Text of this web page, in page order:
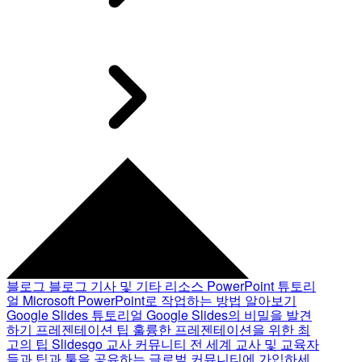
블로그 블로그 기사 및 기타 리소스 PowerPoint 튜토리
얼 Microsoft PowerPoint로 작업하는 방법 알아보기
Google Slides 튜토리얼 Google Slides의 비밀을 발견
하기 프레젠테이션 팁 훌륭한 프레젠테이션을 위한 최
고의 팁 Slidesgo 교사 커뮤니티 전 세계 교사 및 교육자